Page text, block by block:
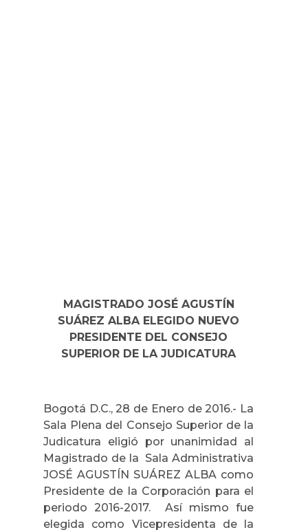
MAGISTRADO JOSÉ AGUSTÍN
SUÁREZ ALBA ELEGIDO NUEVO
PRESIDENTE DEL CONSEJO
SUPERIOR DE LA JUDICATURA
Bogotá D.C., 28 de Enero de 2016.- La
Sala Plena del Consejo Superior de la
Judicatura eligió por unanimidad al
Magistrado de la Sala Administrativa
JOSÉ AGUSTÍN SUÁREZ ALBA como
Presidente de la Corporación para el
periodo 2016-2017. Así mismo fue
elegida como Vicepresidenta de la